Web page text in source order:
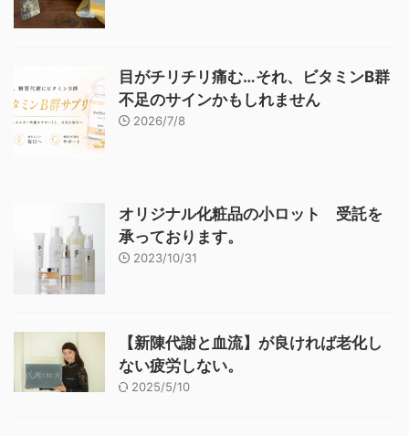
目がチリチリ痛む…それ、ビタミンB群
不足のサインかもしれません
2026/7/8
オリジナル化粧品の小ロット 受託を
承っております。
2023/10/31
【新陳代謝と血流】が良ければ老化し
ない疲労しない。
2025/5/10